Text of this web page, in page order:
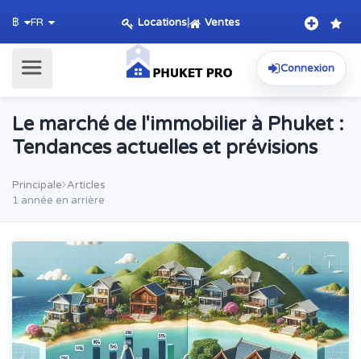
฿ FR Locations| Ventes
Connexion
Le marché de l'immobilier à Phuket :
Tendances actuelles et prévisions
Principale Articles
1 année en arrière